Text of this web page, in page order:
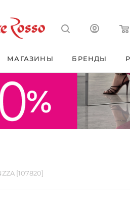
МАГАЗИНЫ БРЕНДЫ
[107820]